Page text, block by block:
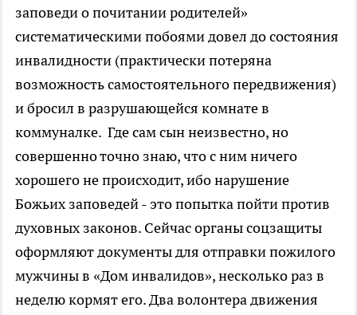
заповеди о почитании родителей»
систематическими побоями довел до состояния
инвалидности (практически потеряна
возможность самостоятельного передвижения)
и бросил в разрушающейся комнате в
коммуналке. Где сам сын неизвестно, но
совершенно точно знаю, что с ним ничего
хорошего не происходит, ибо нарушение
Божьих заповедей - это попытка пойти против
духовных законов. Сейчас органы соцзащиты
оформляют документы для отправки пожилого
мужчины в «Дом инвалидов», несколько раз в
неделю кормят его. Два волонтера движения